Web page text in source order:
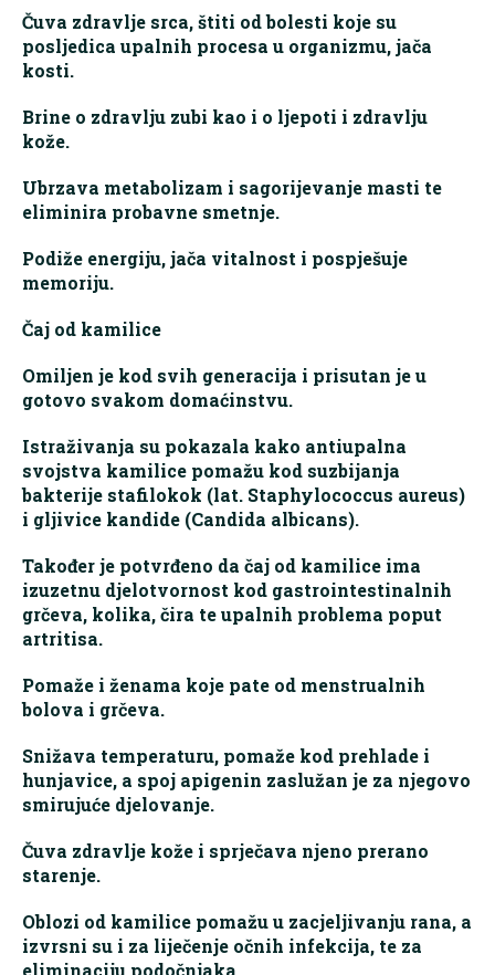
Čuva zdravlje srca, štiti od bolesti koje su
posljedica upalnih procesa u organizmu, jača
kosti.
Brine o zdravlju zubi kao i o ljepoti i zdravlju
kože.
Ubrzava metabolizam i sagorijevanje masti te
eliminira probavne smetnje.
Podiže energiju, jača vitalnost i pospješuje
memoriju.
Čaj od kamilice
Omiljen je kod svih generacija i prisutan je u
gotovo svakom domaćinstvu.
Istraživanja su pokazala kako antiupalna
svojstva kamilice pomažu kod suzbijanja
bakterije stafilokok (lat. Staphylococcus aureus)
i gljivice kandide (Candida albicans).
Također je potvrđeno da čaj od kamilice ima
izuzetnu djelotvornost kod gastrointestinalnih
grčeva, kolika, čira te upalnih problema poput
artritisa.
Pomaže i ženama koje pate od menstrualnih
bolova i grčeva.
Snižava temperaturu, pomaže kod prehlade i
hunjavice, a spoj apigenin zaslužan je za njegovo
smirujuće djelovanje.
Čuva zdravlje kože i sprječava njeno prerano
starenje.
Oblozi od kamilice pomažu u zacjeljivanju rana, a
izvrsni su i za liječenje očnih infekcija, te za